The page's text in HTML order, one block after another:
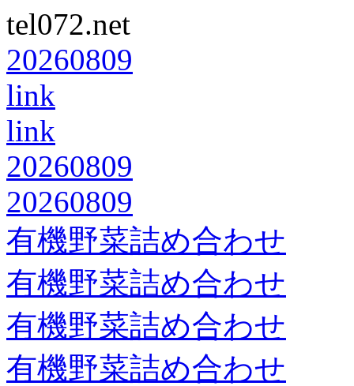
tel072.net
20260809
link
link
20260809
20260809
有機野菜詰め合わせ
有機野菜詰め合わせ
有機野菜詰め合わせ
有機野菜詰め合わせ